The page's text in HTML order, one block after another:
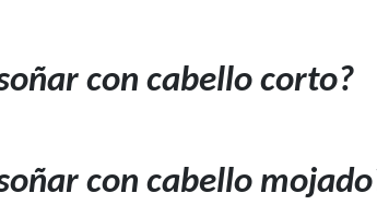
con cabello corto?
con cabello